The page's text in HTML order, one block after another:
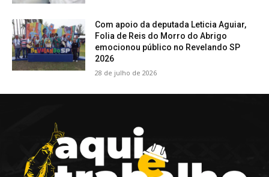
Com apoio da deputada Leticia Aguiar,
Folia de Reis do Morro do Abrigo
emocionou público no Revelando SP
2026
28 de julho de 2026